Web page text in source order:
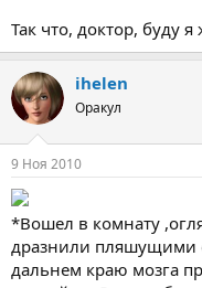
Так что, доктор, буду
ihelen
Оракул
9 Ноя 2010
*Вошел в комнату
дразнили пляшущими
дальнем краю мозга